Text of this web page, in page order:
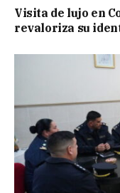
Visita de lujo en
revaloriza su